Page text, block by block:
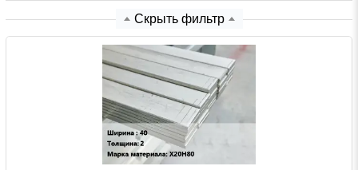
Скрыть фильтр
июля 2006 г. N 152-ФЗ «О персональных данных», а
средством e-mail или СМС